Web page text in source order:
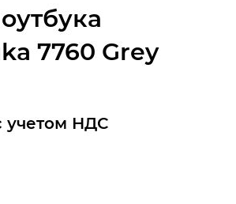
7760 Grey
учетом НДС